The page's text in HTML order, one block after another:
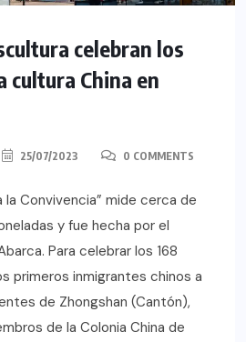
celebran los
cultura China en
25/07/2023 0 COMMENTS
la Convivencia” mide cerca de
y fue hecha por el
Para celebrar los 168
primeros inmigrantes chinos a
de Zhongshan (Cantón),
de la Colonia China de